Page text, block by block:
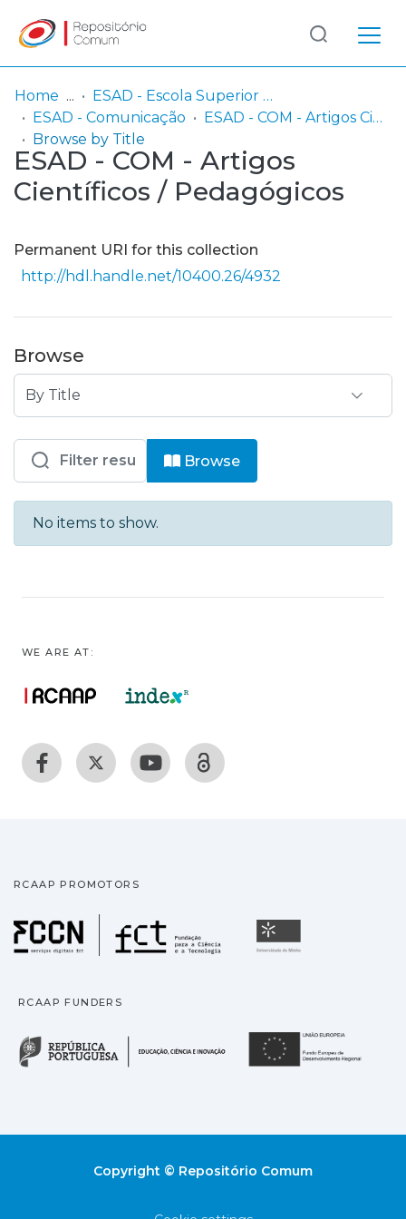
Communities
& Collections
Browse repository
Entities
Log
In
(current)
Home
ESAD - Escola Superior de Artes e Design
ESAD - Comunicação
ESAD - COM - Artigos Científicos / Pedagógicos
Browse by Title
ESAD - COM - Artigos
Científicos / Pedagógicos
Permanent URI for this collection
http://hdl.handle.net/10400.26/4932
Browse
Browsing ESAD - COM - Artigos
Browse
No items to show.
WE ARE AT:
RCAAP PROMOTORS
Fundação para a
RCAAP FUNDERS
República Portuguesa
Copyright © Repositório Comum